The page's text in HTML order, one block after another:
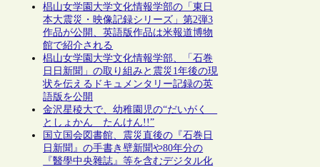
椙山女学園大学文化情報学部の「東日
本大震災・映像記録シリーズ」第2弾3
作品が公開、英語版作品は米報道博物
館で紹介される
椙山女学園大学文化情報学部、「石巻
日日新聞」の取り組みと震災1年後の現
状を伝えるドキュメンタリー記録の英
語版を公開
金沢星稜大で、幼稚園児の“だいがく
としょかん たんけん!!”
国立国会図書館、震災直後の『石巻日
日新聞』の手書き壁新聞や80年分の
『醫學中央雜誌』等を含むデジタル化